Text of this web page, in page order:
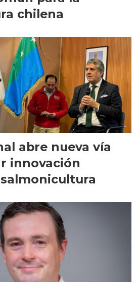
chilena
abre nueva vía
innovación